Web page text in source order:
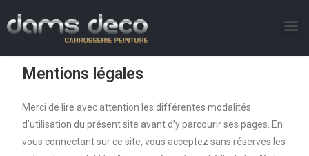
Mentions légales
Merci de lire avec attention les différentes modalités
d’utilisation du présent site avant d’y parcourir ses pages. En
vous connectant sur ce site, vous acceptez sans réserves les